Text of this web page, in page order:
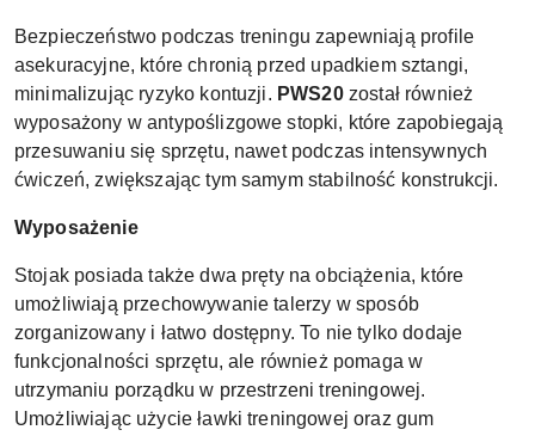
Bezpieczeństwo podczas treningu zapewniają profile
asekuracyjne, które chronią przed upadkiem sztangi,
minimalizując ryzyko kontuzji. PWS20został również
wyposażony w antypoślizgowe stopki, które zapobiegają
przesuwaniu się sprzętu, nawet podczas intensywnych
ćwiczeń, zwiększając tym samym stabilność konstrukcji.
Wyposażenie
Stojak posiada także dwa pręty na obciążenia, które
umożliwiają przechowywanie talerzy w sposób
zorganizowany i łatwo dostępny. To nie tylko dodaje
funkcjonalności sprzętu, ale również pomaga w
utrzymaniu porządku w przestrzeni treningowej.
Umożliwiając użycie ławki treningowej oraz gum